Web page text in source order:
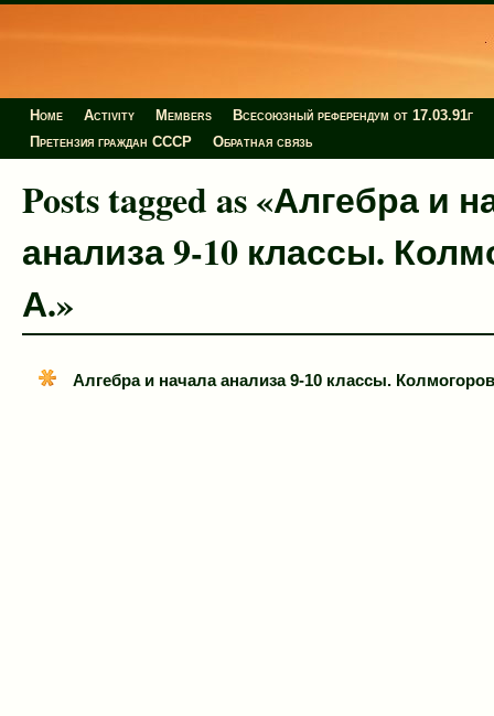
Home Activity Members Всесоюзный референдум от 17.03.91г
Претензия граждан СССР
Обратная связь
Posts tagged as «Алгебра и
анализа 9-10 классы.
А.»
Алгебра и начала анализа 9-10 классы.